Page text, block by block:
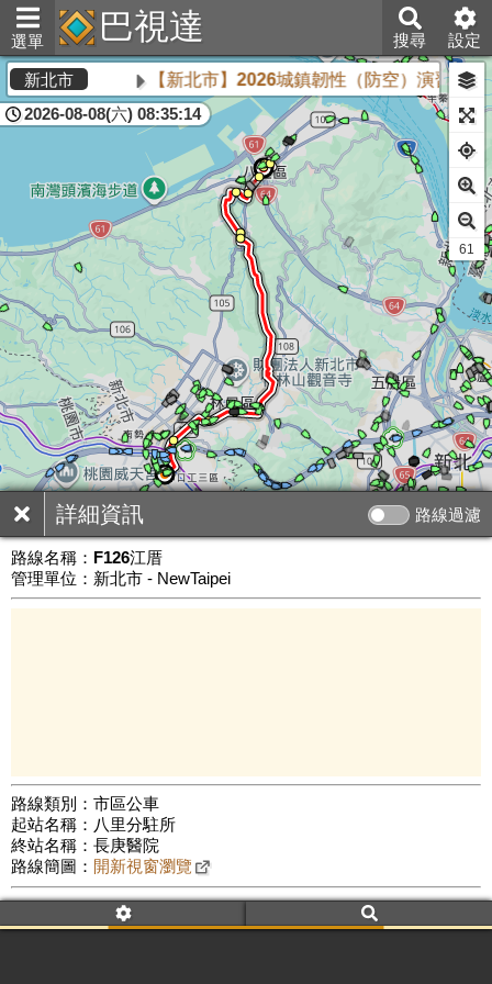
選單 巴視達 搜尋 設定
詳細資訊 路線過濾
路線名稱： F126江厝
管理單位：新北市 - NewTaipei
路線類別：市區公車
起站名稱：八里分駐所
終站名稱：長庚醫院
路線簡圖： 開新視窗瀏覽
附屬名稱：F126江厝八里分駐所
首班時間：平日(09:00)、假日(09:00)
新北市 【新北市】2026城鎮韌性（防空）演習將於
2026-08-08(六) 08:35:14
公車數量: 累計5975、上線5120
61